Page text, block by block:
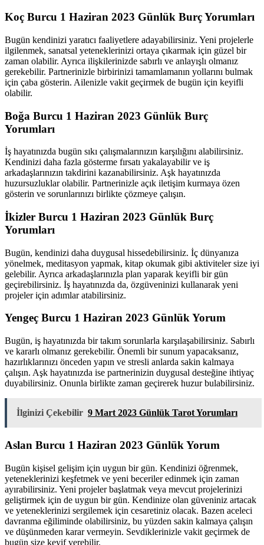
Koç Burcu 1 Haziran 2023 Günlük Burç Yorumları
Bugün kendinizi yaratıcı faaliyetlere adayabilirsiniz. Yeni projelerle
ilgilenmek, sanatsal yeteneklerinizi ortaya çıkarmak için güzel bir
zaman olabilir. Ayrıca ilişkilerinizde sabırlı ve anlayışlı olmanız
gerekebilir. Partnerinizle birbirinizi tamamlamanın yollarını bulmak
için çaba gösterin. Ailenizle vakit geçirmek de bugün için keyifli
olabilir.
Boğa Burcu 1 Haziran 2023 Günlük Burç
Yorumları
İş hayatınızda bugün sıkı çalışmalarınızın karşılığını alabilirsiniz.
Kendinizi daha fazla gösterme fırsatı yakalayabilir ve iş
arkadaşlarınızın takdirini kazanabilirsiniz. Aşk hayatınızda
huzursuzluklar olabilir. Partnerinizle açık iletişim kurmaya özen
gösterin ve sorunlarınızı birlikte çözmeye çalışın.
İkizler Burcu 1 Haziran 2023 Günlük Burç
Yorumları
Bugün, kendinizi daha duygusal hissedebilirsiniz. İç dünyanıza
yönelmek, meditasyon yapmak, kitap okumak gibi aktiviteler size iyi
gelebilir. Ayrıca arkadaşlarınızla plan yaparak keyifli bir gün
geçirebilirsiniz. İş hayatınızda da, özgüveninizi kullanarak yeni
projeler için adımlar atabilirsiniz.
Yengeç Burcu 1 Haziran 2023 Günlük Yorum
Bugün, iş hayatınızda bir takım sorunlarla karşılaşabilirsiniz. Sabırlı
ve kararlı olmanız gerekebilir. Önemli bir sunum yapacaksanız,
hazırlıklarınızı önceden yapın ve stresli anlarda sakin kalmaya
çalışın. Aşk hayatınızda ise partnerinizin duygusal desteğine ihtiyaç
duyabilirsiniz. Onunla birlikte zaman geçirerek huzur bulabilirsiniz.
İlginizi Çekebilir 9 Mart 2023 Günlük Tarot Yorumları
Aslan Burcu 1 Haziran 2023 Günlük Yorum
Bugün kişisel gelişim için uygun bir gün. Kendinizi öğrenmek,
yeteneklerinizi keşfetmek ve yeni beceriler edinmek için zaman
ayırabilirsiniz. Yeni projeler başlatmak veya mevcut projelerinizi
geliştirmek için de uygun bir gün. Kendinize olan güveniniz artacak
ve yeteneklerinizi sergilemek için cesaretiniz olacak. Bazen aceleci
davranma eğiliminde olabilirsiniz, bu yüzden sakin kalmaya çalışın
ve düşünmeden karar vermeyin. Sevdiklerinizle vakit geçirmek de
bugün size keyif verebilir.